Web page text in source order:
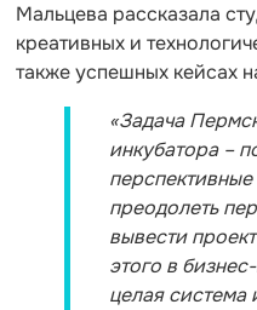
Мальцева рассказала
креативных и
также успешных кейсах
«Задача
инкубатора –
преодолеть
вывести
этого в
целая система